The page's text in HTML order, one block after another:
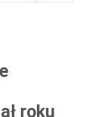
roku